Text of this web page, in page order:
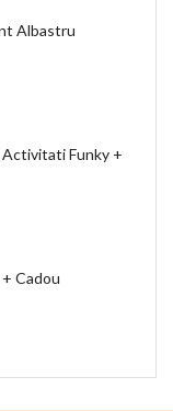
Albastru
Funky +
Cadou